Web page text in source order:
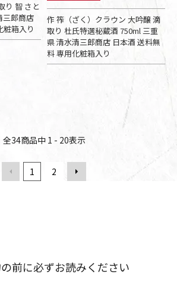
り 智 さと
三郎商店
粧箱入り
作 筰（ざく）クラウン 大吟醸 滴
取り 杜氏特選秘蔵酒 750ml 三重
県 清水清三郎商店 日本酒 送料無
料 専用化粧箱入り
全34商品中 1 - 20表示
1 2
前に必ずお読みください